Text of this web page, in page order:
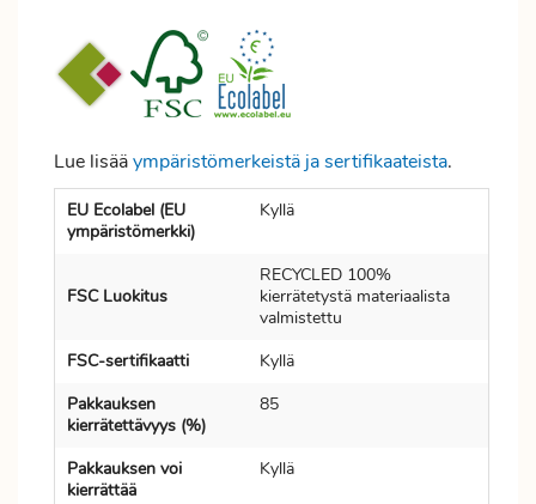
Lue lisääympäristömerkeistä ja sertifikaateista.
EU Ecolabel (EU
ympäristömerkki)
Kyllä
FSC Luokitus
RECYCLED 100%
kierrätetystä materiaalista
valmistettu
FSC-sertifikaatti
Kyllä
Pakkauksen
kierrätettävyys (%)
85
Pakkauksen voi
kierrättää
Kyllä